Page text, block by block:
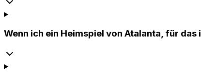
Wenn ich ein Heimspiel von Atalanta, für